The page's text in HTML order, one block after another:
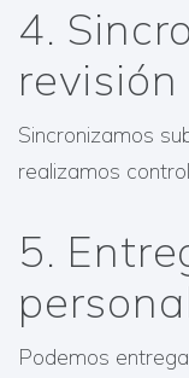
4.
revisión
Sincronizamos
realizamos
5.
Podemos